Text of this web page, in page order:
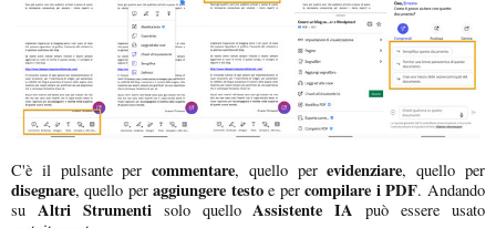
C'è il pulsante percommentare, quello perevidenziare, quello per
disegnare, quello peraggiungere testoe percompilare i PDF. Andando
su Altri Strumentisolo quelloAssistente IA può essere usato